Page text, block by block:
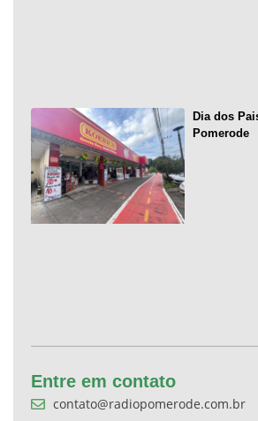
Dia dos
Pomerode
Entre em contato
contato@radiopomerode.com.br